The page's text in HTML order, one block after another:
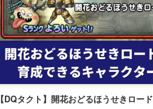
【DQタクト】開花おどるほうせきロード